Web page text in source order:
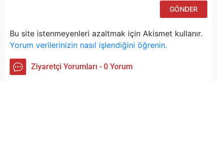
Bu site istenmeyenleri azaltmak için Akismet kullanır.
Yorum verilerinizin nasıl işlendiğini öğrenin.
Ziyaretçi Yorumları - 0 Yorum